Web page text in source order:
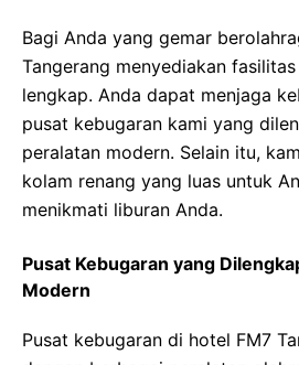
Bagi Anda yang gemar
Tangerang menyediakan
lengkap. Anda dapat menjaga
pusat kebugaran kami yang
peralatan modern. Selain itu,
kolam renang yang luas untuk
menikmati liburan Anda.
Pusat Kebugaran yang
Modern
Pusat kebugaran di hotel FM7